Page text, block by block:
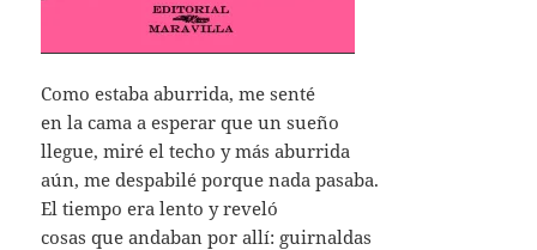
Como estaba aburrida, me senté
en la cama a esperar que un sueño
llegue, miré el techo y más aburrida
aún, me despabilé porque nada pasaba.
El tiempo era lento y reveló
cosas que andaban por allí: guirnaldas